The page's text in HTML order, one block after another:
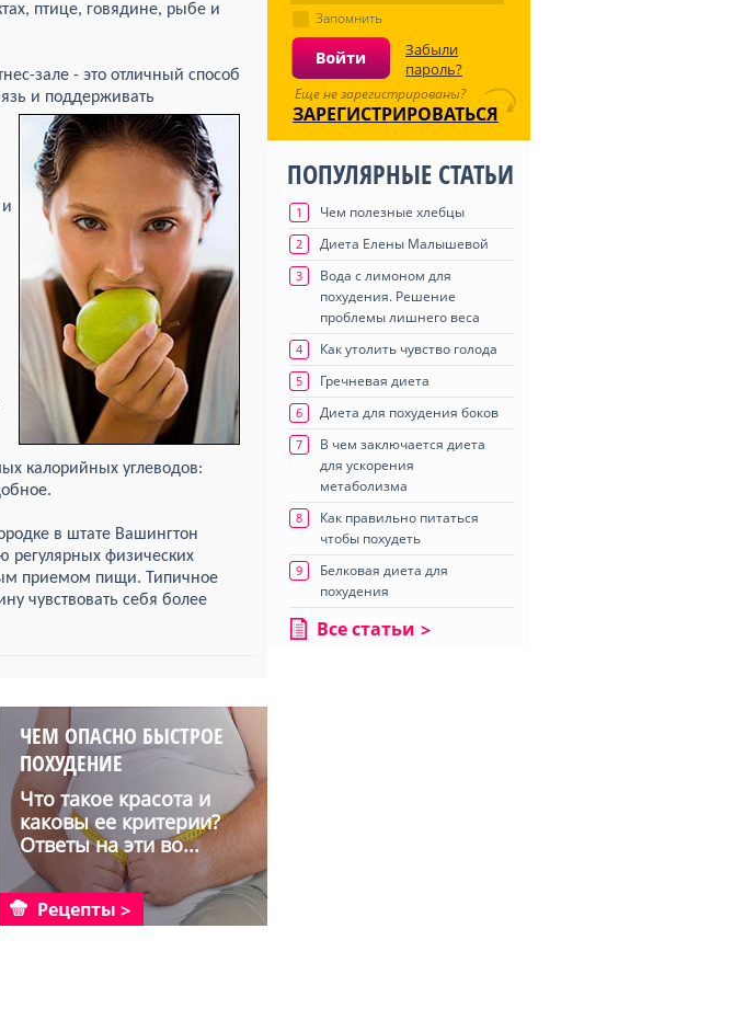
птице, говядине, рыбе и
зале - это отличный способ
и поддерживать
калорийных углеводов:
в штате Вашингтон
физических
приемом пищи. Типичное
чувствовать себя более
ЧЕМ ОПАСНО БЫСТРОЕ
ПОХУДЕНИЕ
Что такое красота и
каковы ее критерии?
Ответы на эти во...
Рецепты
Запомнить
Забыли
пароль?
Еще не зарегистрированы?
ЗАРЕГИСТРИРОВАТЬСЯ
ПОПУЛЯРНЫЕ СТАТЬИ
1 Чем полезные хлебцы
2 Диета Елены Малышевой
3
Вода с лимоном для
похудения. Решение
проблемы лишнего веса
4 Как утолить чувство голода
5 Гречневая диета
6 Диета для похудения боков
7
В чем заключается диета
для ускорения
метаболизма
8
Как правильно питаться
чтобы похудеть
9
Белковая диета для
похудения
Все статьи